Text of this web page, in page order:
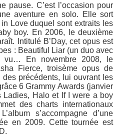
pause. C’est l’occasion pour
aventure en solo. Elle sort
Love duquel sont extraits les
boy. En 2006, le deuxième
Intitulé B’Day, cet opus est
: Beautiful Liar (un duo avec
vu… En novembre 2008, le
Fierce, troisème opus de
précédents, lui ouvrant les
6 Grammy Awards (janvier
Ladies, Halo et If I were a boy
des charts internationaux
s’accompagne d’une
en 2009. Cette tournée est